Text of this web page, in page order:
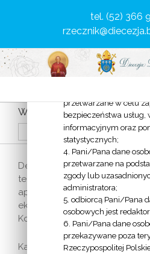
tel. (52) 366
Wystąpienie z Kościoła
Deklaracja o wystąpieniu z
tego, czy wiąże się to ze
apostazją – pociąga za sobą tę
ekskomuniki, czyli
Kościoła.
Kara ekskomuniki polega na
Biskupa Jana Tyrawę;
2. został wyznaczony
można skonstatować się
wiadomość e-mail:
przetwarzane w celu
bezpieczeństwa usług,
informacyjnym oraz
statystycznych;
4. Pani/Pana dane
przetwarzane na
zgody lub
administratora;
5. odbiorcą Pani/Pana
osobowych jest
6. Pani/Pana dane
przekazywane poza
Rzeczypospolitej